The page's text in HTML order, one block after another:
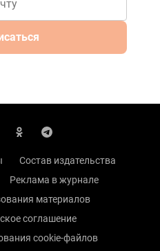
Состав издательства
Реклама в журнале
материалов
соглашение
cookie-файлов